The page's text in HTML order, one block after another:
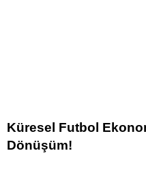
Küresel Futbol
Dönüşüm!